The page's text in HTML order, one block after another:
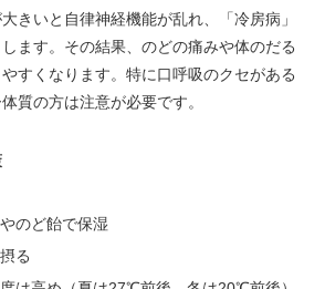
きいと自律神経機能が乱れ、「冷房病」
ます。その結果、のどの痛みや体のだる
すくなります。特に口呼吸のクセがある
質の方は注意が必要です。
のど飴で保湿
る